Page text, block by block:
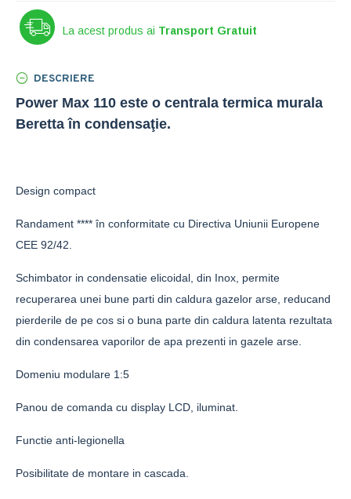
La acest produs ai Transport Gratuit
DESCRIERE
Power Max 110 este o centrala termica murala
Beretta în condensaţie.
Design compact
Randament **** în conformitate cu Directiva Uniunii Europene
CEE 92/42.
Schimbator in condensatie elicoidal, din Inox, permite
recuperarea unei bune parti din caldura gazelor arse, reducand
pierderile de pe cos si o buna parte din caldura latenta rezultata
din condensarea vaporilor de apa prezenti in gazele arse.
Domeniu modulare 1:5
Panou de comanda cu display LCD, iluminat.
Functie anti-legionella
Posibilitate de montare in cascada.